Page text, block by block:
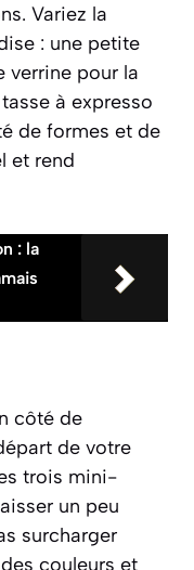
Variez la
: une petite
verrine pour la
à expresso
de formes et de
et rend
: la
côté de
de votre
trois mini-
un peu
surcharger
couleurs et